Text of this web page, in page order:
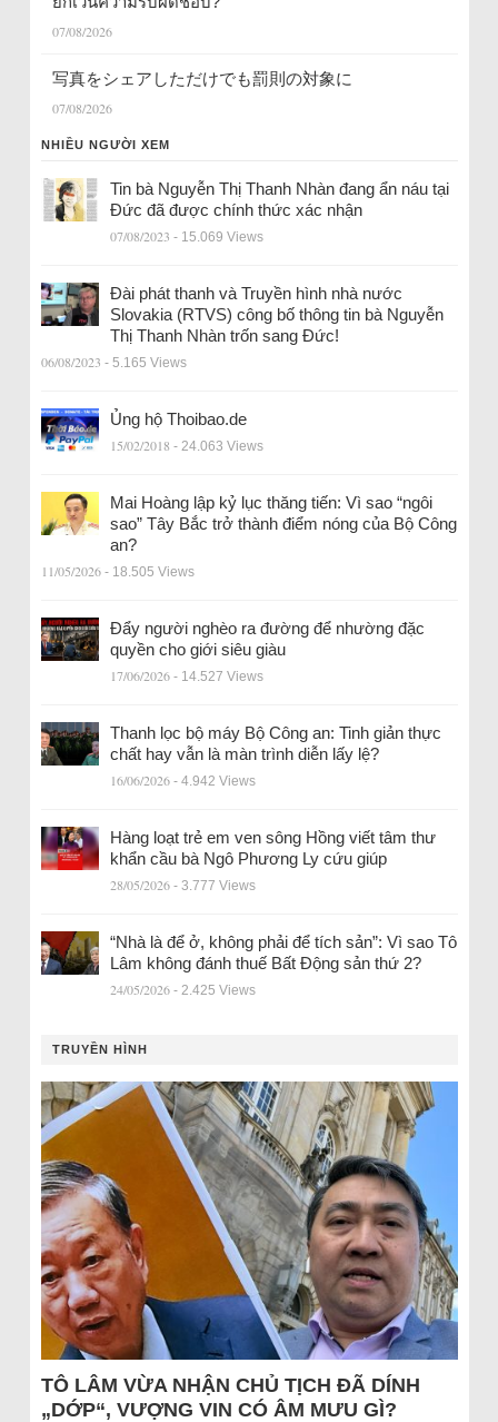
07/08/2026
写真をシェアしただけでも罰則の対象に
07/08/2026
NHIỀU NGƯỜI XEM
Tin bà Nguyễn Thị Thanh Nhàn đang ẩn náu tại
Đức đã được chính thức xác nhận
07/08/2023 - 15.069 Views
Đài phát thanh và Truyền hình nhà nước
Slovakia (RTVS) công bố thông tin bà Nguyễn
Thị Thanh Nhàn trốn sang Đức!
06/08/2023 - 5.165 Views
Ủng hộ Thoibao.de
15/02/2018 - 24.063 Views
Mai Hoàng lập kỷ lục thăng tiến: Vì sao “ngôi
sao” Tây Bắc trở thành điểm nóng của Bộ Công
an?
11/05/2026 - 18.505 Views
Đẩy người nghèo ra đường để nhường đặc
quyền cho giới siêu giàu
17/06/2026 - 14.527 Views
Thanh lọc bộ máy Bộ Công an: Tinh giản thực
chất hay vẫn là màn trình diễn lấy lệ?
16/06/2026 - 4.942 Views
Hàng loạt trẻ em ven sông Hồng viết tâm thư
khẩn cầu bà Ngô Phương Ly cứu giúp
28/05/2026 - 3.777 Views
“Nhà là để ở, không phải để tích sản”: Vì sao Tô
Lâm không đánh thuế Bất Động sản thứ 2?
24/05/2026 - 2.425 Views
TRUYỀN HÌNH
TÔ LÂM VỪA NHẬN CHỦ TỊCH ĐÃ DÍNH
„DỚP“, VƯỢNG VIN CÓ ÂM MƯU GÌ?